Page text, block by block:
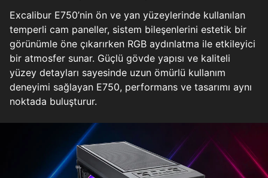
Excalibur E750’nin ön ve yan yüzeylerinde kullanılan
temperli cam paneller, sistem bileşenlerini estetik bir
görünümle öne çıkarırken RGB aydınlatma ile etkileyici
bir atmosfer sunar. Güçlü gövde yapısı ve kaliteli
yüzey detayları sayesinde uzun ömürlü kullanım
deneyimi sağlayan E750, performans ve tasarımı aynı
noktada buluşturur.